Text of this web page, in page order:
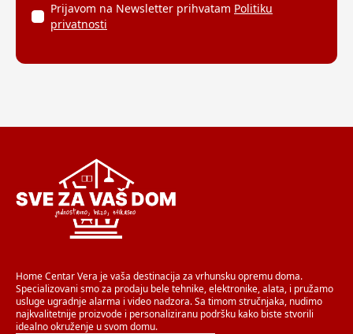
Prijavom na Newsletter prihvatam Politiku
privatnosti
Home Centar Vera je vaša destinacija za vrhunsku opremu doma.
Specializovani smo za prodaju bele tehnike, elektronike, alata, i pružamo
usluge ugradnje alarma i video nadzora. Sa timom stručnjaka, nudimo
najkvalitetnije proizvode i personaliziranu podršku kako biste stvorili
idealno okruženje u svom domu.